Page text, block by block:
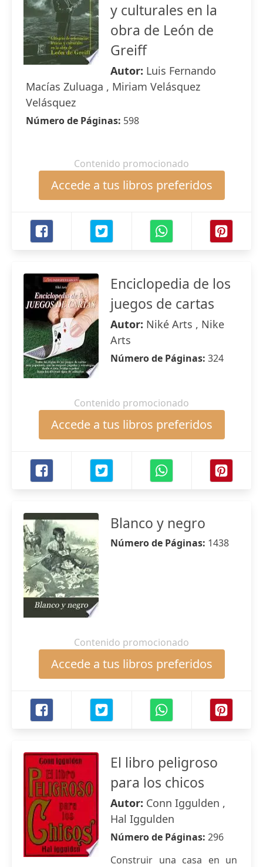
y culturales en la
obra de León de
Greiff
Autor: Luis Fernando
Macías Zuluaga , Miriam Velásquez
Velásquez
Número de Páginas: 598
Contenido promocionado
Accede a tus libros preferidos
Enciclopedia de los
juegos de cartas
Autor: Niké Arts , Nike
Arts
Número de Páginas: 324
Contenido promocionado
Accede a tus libros preferidos
Blanco y negro
Número de Páginas: 1438
Contenido promocionado
Accede a tus libros preferidos
El libro peligroso
para los chicos
Autor: Conn Iggulden ,
Hal Iggulden
Número de Páginas: 296
Construir una casa en un